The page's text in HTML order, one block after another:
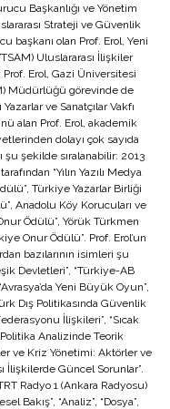
Başkanlığı ve Yönetim
Strateji ve Güvenlik
başkanı olan Prof. Erol, Yeni
Uluslararası İlişkiler
Erol, Gazi Üniversitesi
Müdürlüğü görevinde de
ve Sanatçılar Vakfı
alan Prof. Erol, akademik
dolayı çok sayıda
şu şekilde sıralanabilir: 2013
“Yılın Yazılı Medya
Türkiye Yazarlar Birliği
Anadolu Köy Korucuları ve
Ödülü”, Yörük Türkmen
Onur Ödülü”. Prof. Erol’un
bazılarının isimleri şu
Devletleri”, “Türkiye-AB
Yeni Büyük Oyun”,
Dış Politikasında Güvenlik
İlişkileri”, “Sıcak
Politika Analizinde Teorik
ve Kriz Yönetimi: Aktörler ve
İlişkilerde Güncel Sorunlar”.
Radyo 1 (Ankara Radyosu)
Bakış”, “Analiz”, “Dosya”,